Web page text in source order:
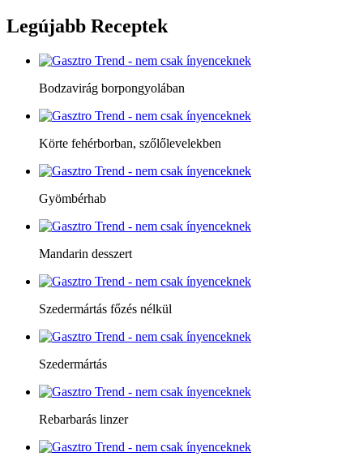
Legújabb Receptek
Bodzavirág borpongyolában
Körte fehérborban, szőlőlevelekben
Gyömbérhab
Mandarin desszert
Szedermártás főzés nélkül
Szedermártás
Rebarbarás linzer